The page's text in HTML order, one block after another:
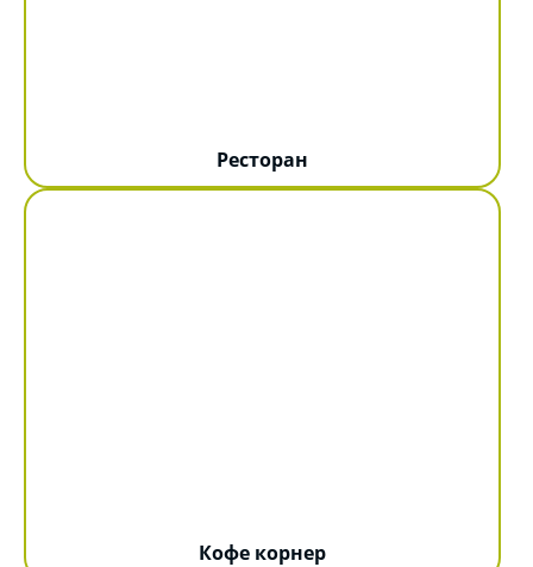
Ресторан
Кофе корнер